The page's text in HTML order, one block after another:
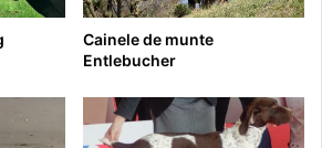
Cainele de munte
Entlebucher